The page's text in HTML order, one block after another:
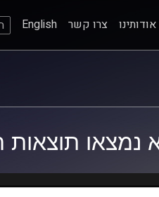
אודותינו צרו קשר English
נמצאו תוצאות